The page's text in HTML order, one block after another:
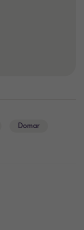
Domar